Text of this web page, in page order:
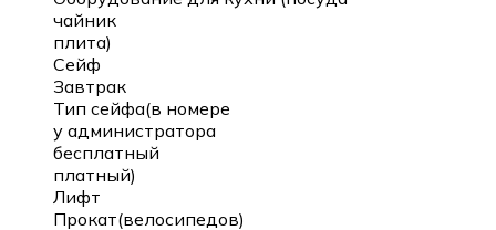
чайник
плита)
Сейф
Завтрак
Тип сейфа(в номере
у администратора
бесплатный
платный)
Лифт
Прокат(велосипедов)